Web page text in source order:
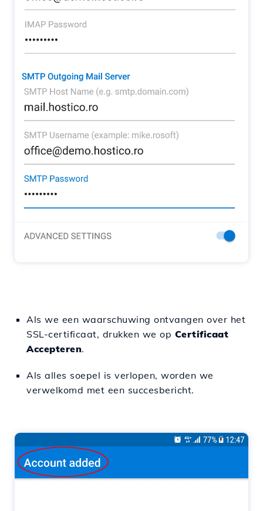
Als we een waarschuwing ontvangen over het
SSL-certificaat, drukken we op Certificaat
Accepteren.
Als alles soepel is verlopen, worden we
verwelkomd met een succesbericht.